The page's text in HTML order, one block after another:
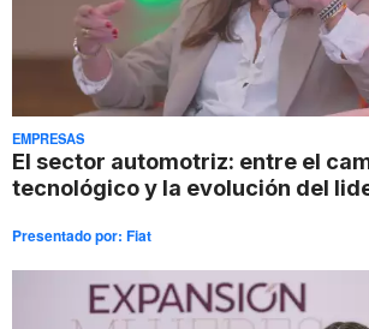
EMPRESAS
El sector automotriz: entre el
tecnológico y la evolución del
Presentado por: Fiat